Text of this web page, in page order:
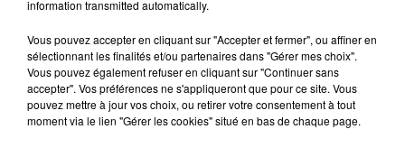
information transmitted automatically.
Vous pouvez accepter en cliquant sur "Accepter et fermer", ou affiner en
sélectionnant les finalités et/ou partenaires dans "Gérer mes choix".
Vous pouvez également refuser en cliquant sur "Continuer sans
accepter". Vos préférences ne s'appliqueront que pour ce site. Vous
pouvez mettre à jour vos choix, ou retirer votre consentement à tout
moment via le lien "Gérer les cookies" situé en bas de chaque page.